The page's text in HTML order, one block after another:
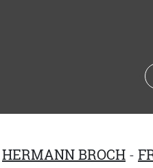
HERMANN BROCH -